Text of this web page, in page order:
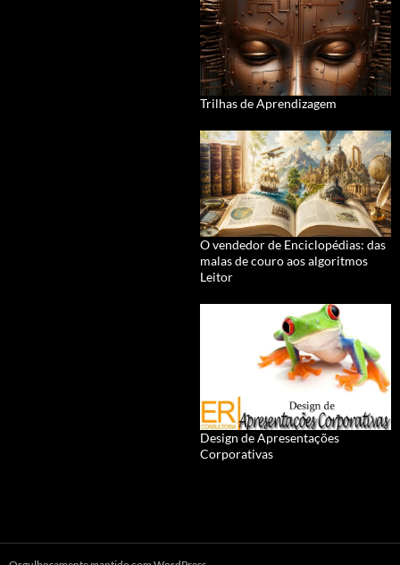
Trilhas de Aprendizagem
O vendedor de Enciclopédias: das
malas de couro aos algoritmos
Leitor
Design de Apresentações
Corporativas